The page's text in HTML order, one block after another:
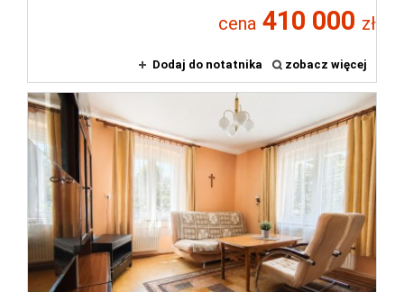
cena 410 000 zł
Dodaj do notatnika zobacz więcej